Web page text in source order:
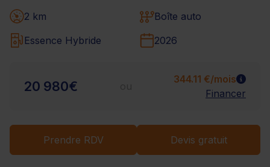
2 km
Boîte auto
Essence Hybride
2026
20 980€
344.11 €/mois
Financer
Prendre RDV Devis gratuit